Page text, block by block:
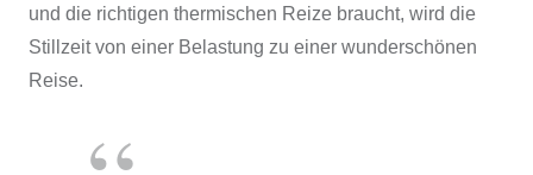
und die richtigen thermischen Reize braucht, wird die
Stillzeit von einer Belastung zu einer wunderschönen
Reise.